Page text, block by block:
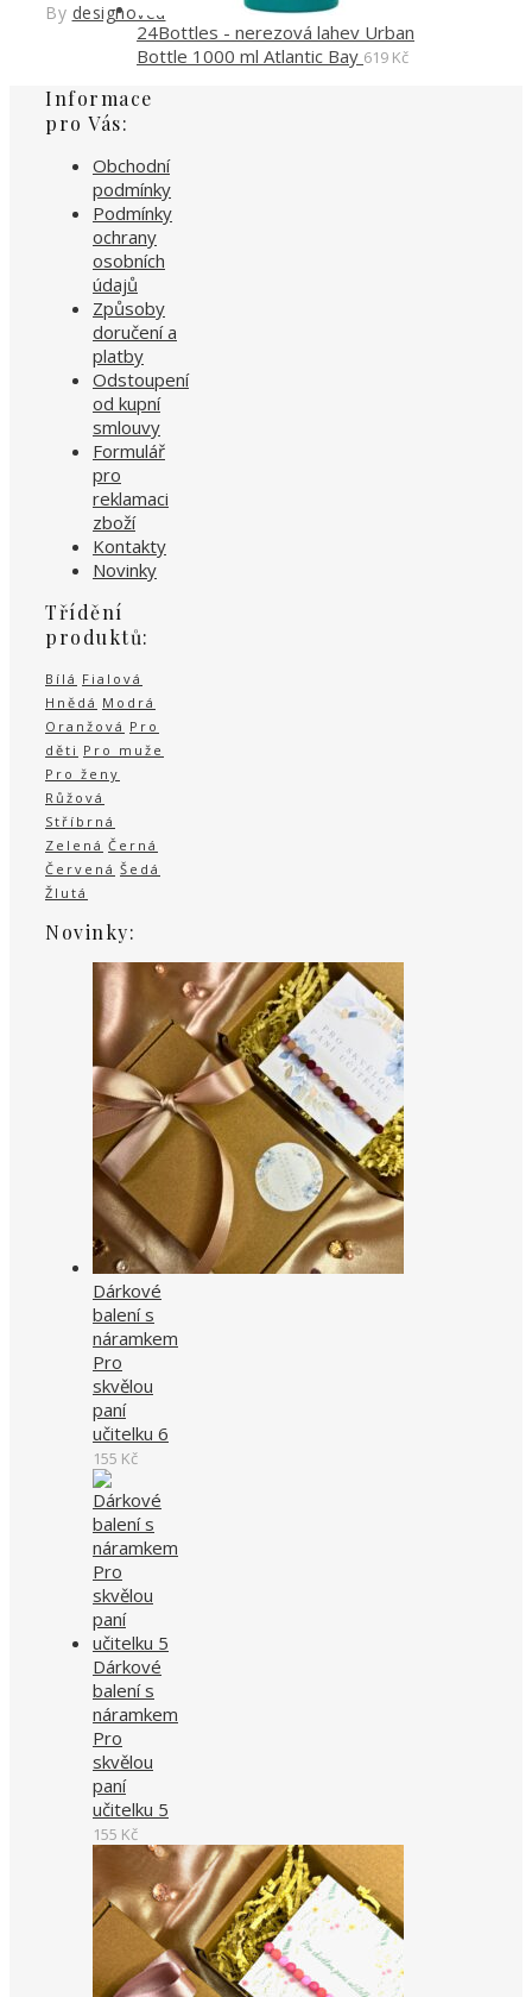
By designoved
24Bottles - nerezová lahev Urban
Bottle 1000 ml Atlantic Bay 619 Kč
Informace
pro Vás:
Obchodní
podmínky
Podmínky
ochrany
osobních
údajů
Způsoby
doručení a
platby
Odstoupení
od kupní
smlouvy
Formulář
pro
reklamaci
zboží
Kontakty
Novinky
Třídění
produktů:
Bílá Fialová
Hnědá Modrá
Oranžová Pro
děti Pro muže
Pro ženy
Růžová
Stříbrná
Zelená Černá
Červená Šedá
Žlutá
Novinky:
Dárkové
balení s
náramkem
Pro
skvělou
paní
učitelku 6
155 Kč
Dárkové
balení s
náramkem
Pro
skvělou
paní
učitelku 5
155 Kč